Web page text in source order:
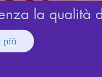
la qualità
più